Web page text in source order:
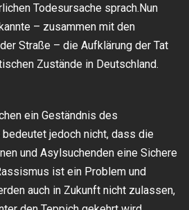
Todesursache sprach.Nun
– zusammen mit den
Straße – die Aufklärung der Tat
Zustände in Deutschland.
ein Geständnis des
jedoch nicht, dass die
und Asylsuchenden eine Sichere
ist ein Problem und
auch in Zukunft nicht zulassen,